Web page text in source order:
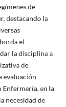
de
destacando la
el
la disciplina a
de
evaluación
en la
necesidad de